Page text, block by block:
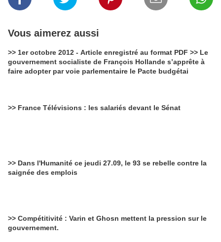
Vous aimerez aussi
>> 1er octobre 2012 - Article enregistré au format PDF >> Le
gouvernement socialiste de François Hollande s’apprête à
faire adopter par voie parlementaire le Pacte budgétai
>> France Télévisions : les salariés devant le Sénat
>> Dans l'Humanité ce jeudi 27.09, le 93 se rebelle contre la
saignée des emplois
>> Compétitivité : Varin et Ghosn mettent la pression sur le
gouvernement.